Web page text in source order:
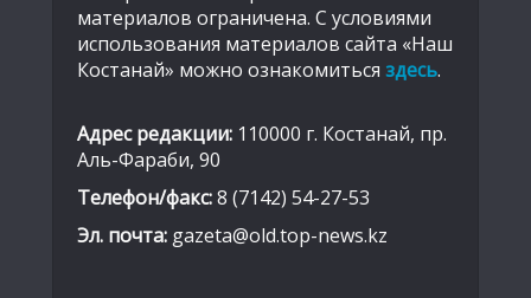
материалов ограничена. С условиями
использования материалов сайта «Наш
Костанай» можно ознакомиться здесь.
Адрес редакции: 110000 г. Костанай, пр.
Аль-Фараби, 90
Телефон/факс:8 (7142) 54-27-53
Эл. почта: gazeta@old.top-news.kz